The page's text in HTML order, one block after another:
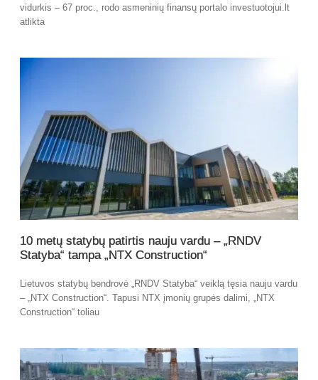
vidurkis – 67 proc., rodo asmeninių finansų portalo investuotojui.lt
atlikta
10 metų statybų patirtis nauju vardu – „RNDV
Statyba“ tampa „NTX Construction“
Lietuvos statybų bendrovė „RNDV Statyba“ veiklą tęsia nauju vardu
– „NTX Construction“. Tapusi NTX įmonių grupės dalimi, „NTX
Construction“ toliau